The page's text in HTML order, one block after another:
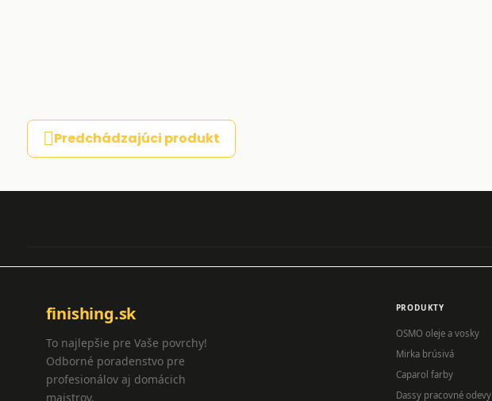
Predchádzajúci produkt
finishing.sk
To najlepšie pre Vaše povrchy!
Odborné poradenstvo pre
profesionálov aj domácich
majstrov.
PRODUKTY
OSMO oleje a vosky
Mirka brúsivá
Caparol farby
Dassy pracovné odevy